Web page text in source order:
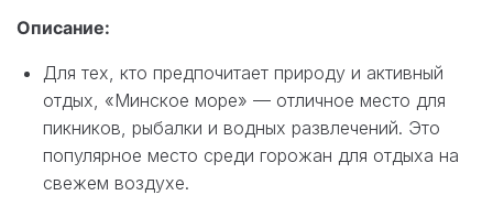
Описание:
Для тех, кто предпочитает природу и активный
отдых, «Минское море» — отличное место для
пикников, рыбалки и водных развлечений. Это
популярное место среди горожан для отдыха на
свежем воздухе.